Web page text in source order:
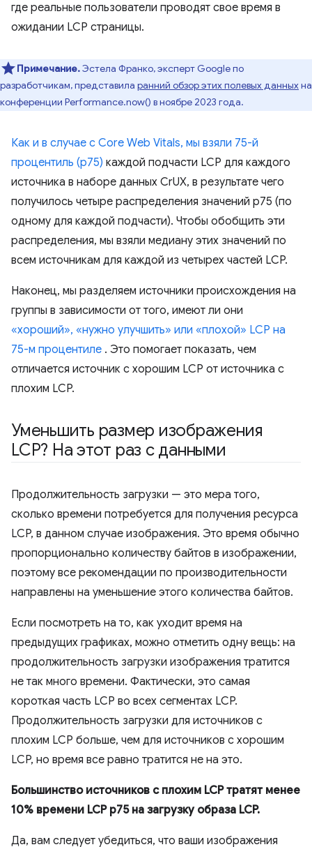
где реальные пользователи проводят свое время в
ожидании LCP страницы.
Примечание.Эстела Франко, эксперт Google по
разработчикам, представила ранний обзор этих полевых данныхна
конференции Performance.now() в ноябре 2023 года.
Как и в случае с Core Web Vitals, мы взяли 75-й
процентиль (p75) каждой подчасти LCP для каждого
источника в наборе данных CrUX, в результате чего
получилось четыре распределения значений p75 (по
одному для каждой подчасти). Чтобы обобщить эти
распределения, мы взяли медиану этих значений по
всем источникам для каждой из четырех частей LCP.
Наконец, мы разделяем источники происхождения на
группы в зависимости от того, имеют ли они
«хороший», «нужно улучшить» или «плохой» LCP на
75-м процентиле . Это помогает показать, чем
отличается источник с хорошим LCP от источника с
плохим LCP.
Уменьшить размер изображения
LCP? На этот раз с данными
Продолжительность загрузки — это мера того,
сколько времени потребуется для получения ресурса
LCP, в данном случае изображения. Это время обычно
пропорционально количеству байтов в изображении,
поэтому все рекомендации по производительности
направлены на уменьшение этого количества байтов.
Если посмотреть на то, как уходит время на
предыдущих графиках, можно отметить одну вещь: на
продолжительность загрузки изображения тратится
не так много времени. Фактически, это самая
короткая часть LCP во всех сегментах LCP.
Продолжительность загрузки для источников с
плохим LCP больше, чем для источников с хорошим
LCP, но время все равно тратится не на это.
Большинство источников с плохим LCP тратят менее
10% времени LCP p75 на загрузку образа LCP.
Да, вам следует убедиться, что ваши изображения